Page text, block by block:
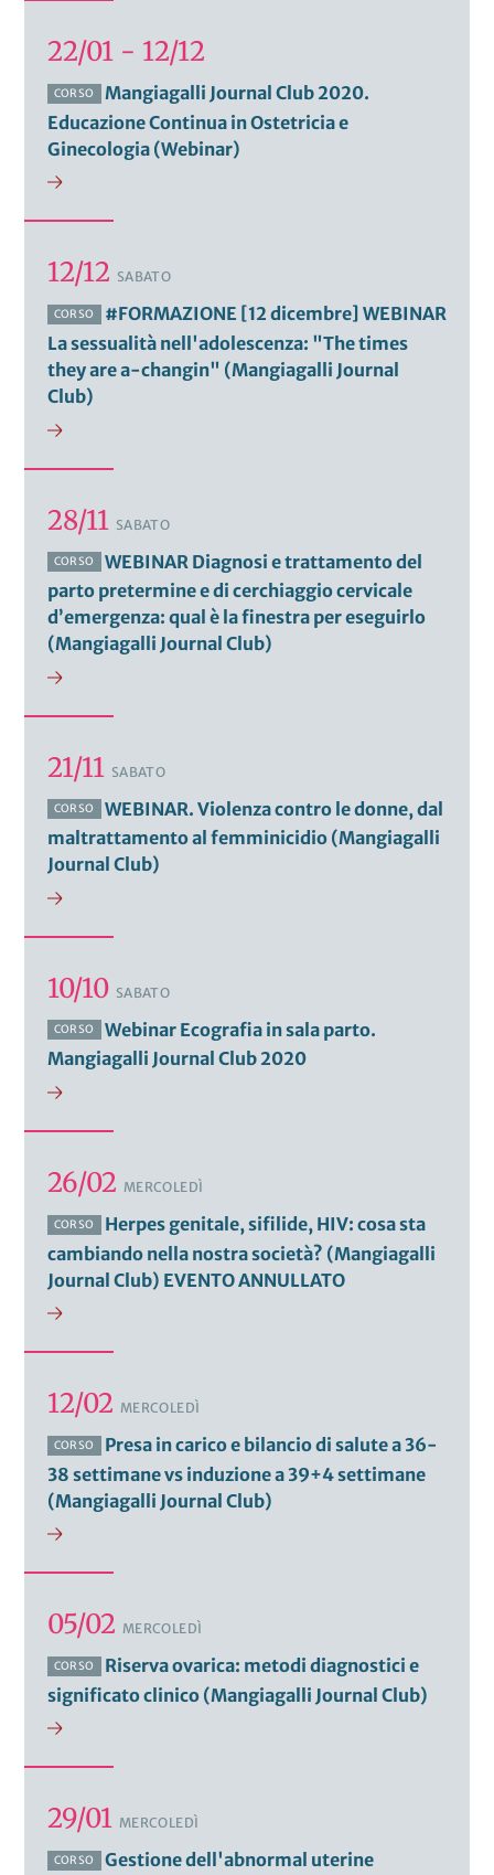
22/01 - 12/12
CORSO
Mangiagalli Journal Club 2020.
Educazione Continua in Ostetricia e
Ginecologia (Webinar)
12/12 SABATO
CORSO
#FORMAZIONE [12 dicembre] WEBINAR
La sessualità nell'adolescenza: "The times
they are a-changin" (Mangiagalli Journal
Club)
28/11 SABATO
CORSO
WEBINAR Diagnosi e trattamento del
parto pretermine e di cerchiaggio cervicale
d’emergenza: qual è la finestra per eseguirlo
(Mangiagalli Journal Club)
21/11 SABATO
CORSO
WEBINAR. Violenza contro le donne, dal
maltrattamento al femminicidio (Mangiagalli
Journal Club)
10/10 SABATO
CORSO
Webinar Ecografia in sala parto.
Mangiagalli Journal Club 2020
26/02 MERCOLEDÌ
CORSO
Herpes genitale, sifilide, HIV: cosa sta
cambiando nella nostra società? (Mangiagalli
Journal Club) EVENTO ANNULLATO
12/02 MERCOLEDÌ
CORSO
Presa in carico e bilancio di salute a 36-
38 settimane vs induzione a 39+4 settimane
(Mangiagalli Journal Club)
05/02 MERCOLEDÌ
CORSO
Riserva ovarica: metodi diagnostici e
significato clinico (Mangiagalli Journal Club)
29/01 MERCOLEDÌ
CORSO
Gestione dell'abnormal uterine